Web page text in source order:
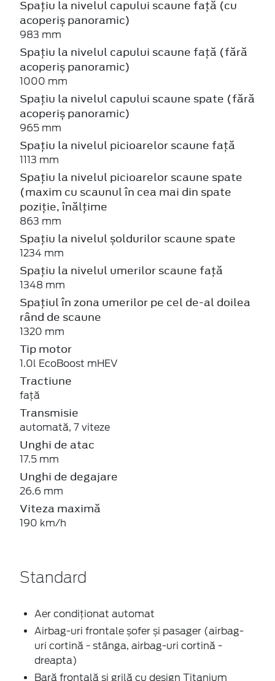
Spațiu la nivelul capului scaune față (cu
acoperiș panoramic)
983 mm
Spațiu la nivelul capului scaune față (fără
acoperiș panoramic)
1000 mm
Spațiu la nivelul capului scaune spate (fără
acoperiș panoramic)
965 mm
Spațiu la nivelul picioarelor scaune față
1113 mm
Spațiu la nivelul picioarelor scaune spate
(maxim cu scaunul în cea mai din spate
poziție, înălțime
863 mm
Spațiu la nivelul șoldurilor scaune spate
1234 mm
Spațiu la nivelul umerilor scaune față
1348 mm
Spațiul în zona umerilor pe cel de-al doilea
rând de scaune
1320 mm
Tip motor
1.0l EcoBoost mHEV
Tractiune
față
Transmisie
automată, 7 viteze
Unghi de atac
17.5 mm
Unghi de degajare
26.6 mm
Viteza maximă
190 km/h
Standard
Aer condiționat automat
Airbag-uri frontale șofer și pasager (airbag-
uri cortină - stânga, airbag-uri cortină -
dreapta)
Bară frontală și grilă cu design Titanium